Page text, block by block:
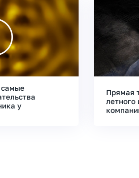
у
Прямая
летного